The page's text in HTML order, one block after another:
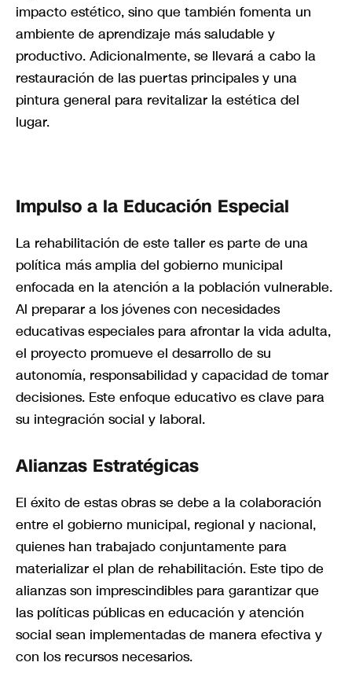
impacto estético, sino que también fomenta un
ambiente de aprendizaje más saludable y
productivo. Adicionalmente, se llevará a cabo la
restauración de las puertas principales y una
pintura general para revitalizar la estética del
lugar.
Impulso a la Educación Especial
La rehabilitación de este taller es parte de una
política más amplia del gobierno municipal
enfocada en la atención a la población vulnerable.
Al preparar a los jóvenes con necesidades
educativas especiales para afrontar la vida adulta,
el proyecto promueve el desarrollo de su
autonomía, responsabilidad y capacidad de tomar
decisiones. Este enfoque educativo es clave para
su integración social y laboral.
Alianzas Estratégicas
El éxito de estas obras se debe a la colaboración
entre el gobierno municipal, regional y nacional,
quienes han trabajado conjuntamente para
materializar el plan de rehabilitación. Este tipo de
alianzas son imprescindibles para garantizar que
las políticas públicas en educación y atención
social sean implementadas de manera efectiva y
con los recursos necesarios.